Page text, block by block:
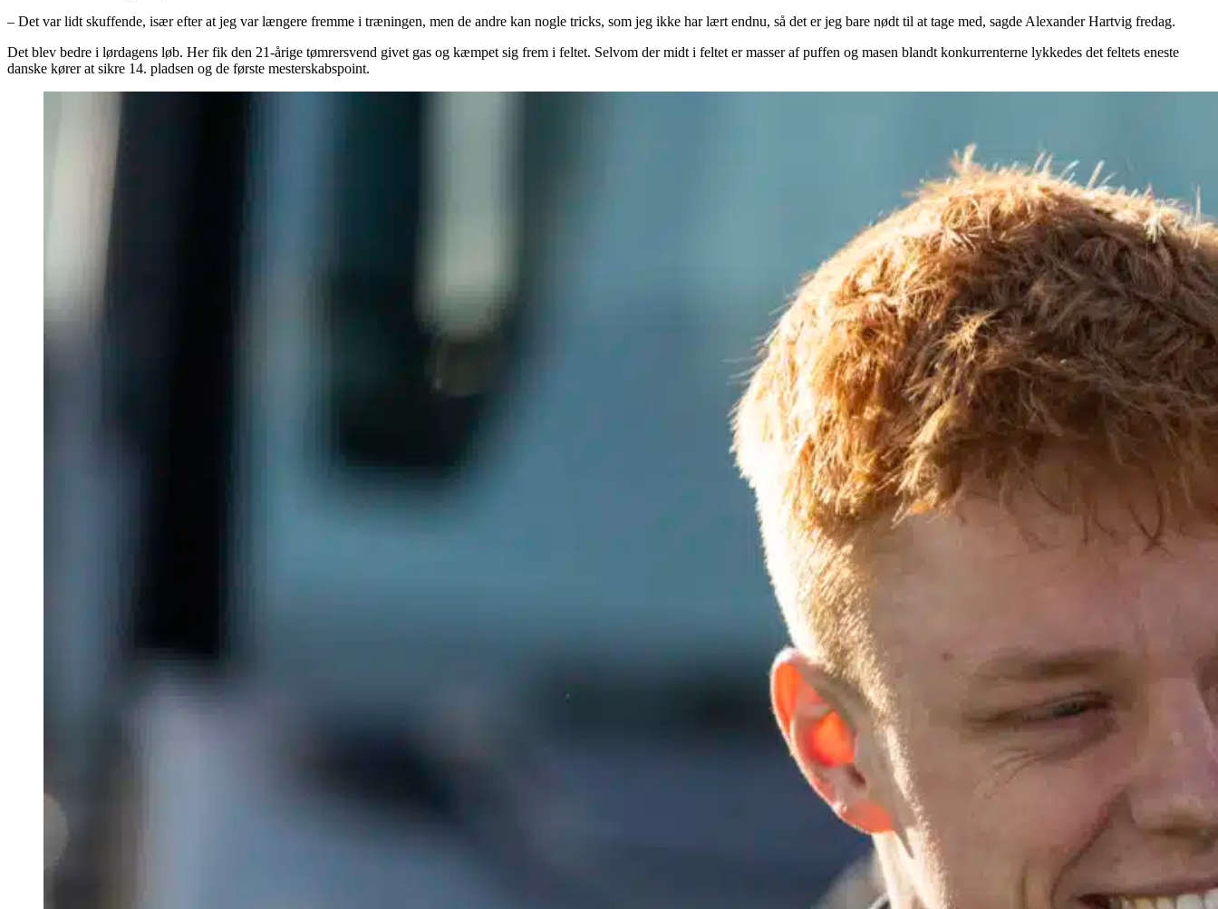
– Det var lidt skuffende, især efter at jeg var længere fremme i træningen, men de andre kan nogle tricks, som jeg ikke har lært endnu, så det er jeg bare nødt til at tage med, sagde Alexander Hartvig fredag.
Det blev bedre i lørdagens løb. Her fik den 21-årige tømrersvend givet gas og kæmpet sig frem i feltet. Selvom der midt i feltet er masser af puffen og masen blandt konkurrenterne lykkedes det feltets eneste
danske kører at sikre 14. pladsen og de første mesterskabspoint.